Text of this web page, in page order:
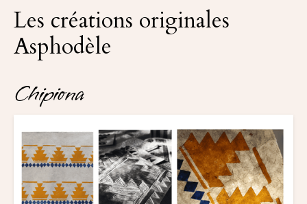
Les créations originales
Asphodèle
Chipiona